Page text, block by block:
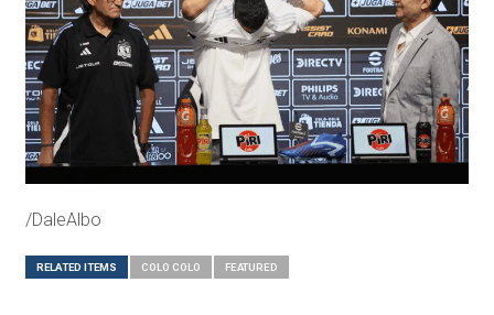
/DaleAlbo
RELATED ITEMS COLO COLO FEATURED